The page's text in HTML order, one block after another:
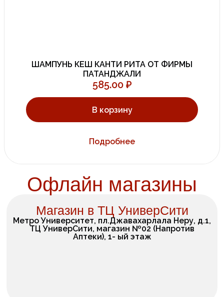
ШАМПУНЬ КЕШ КАНТИ РИТА ОТ ФИРМЫ
ПАТАНДЖАЛИ
585.00 ₽
В корзину
Подробнее
Офлайн магазины
Магазин в ТЦ УниверСити
Метро Университет, пл.Джавахарлала Неру, д.1,
ТЦ УниверСити, магазин №02 (Напротив
Аптеки), 1- ый этаж